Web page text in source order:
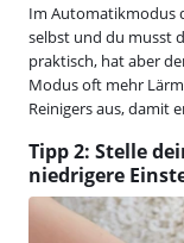
Im Automatikmodus
selbst und du musst
praktisch, hat aber
Modus oft mehr
Reinigers aus, damit
Tipp 2: Stelle
niedrigere